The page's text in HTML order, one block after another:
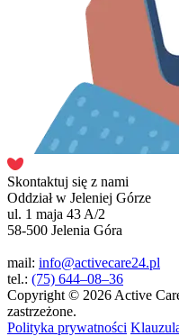
Skontaktuj się z nami
Oddział w Jeleniej Górze
ul. 1 maja 43 A/2
58-500 Jelenia Góra
mail: info@activecare24.pl
tel.: (75) 644–08–36
Copyright © 2026 Active
zastrzeżone.
Polityka prywatności